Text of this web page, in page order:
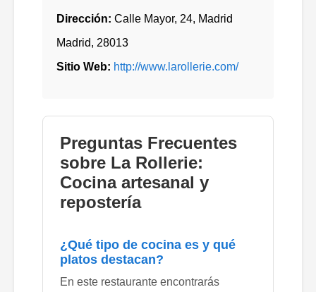
Dirección: Calle Mayor, 24, Madrid
Madrid, 28013
Sitio Web: http://www.larollerie.com/
Preguntas Frecuentes
sobre La Rollerie:
Cocina artesanal y
repostería
¿Qué tipo de cocina es y qué
platos destacan?
En este restaurante encontrarás